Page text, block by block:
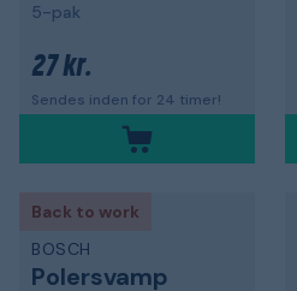
5-pak
27 kr.
Sendes inden for 24 timer!
Back to work
BOSCH
Polersvamp